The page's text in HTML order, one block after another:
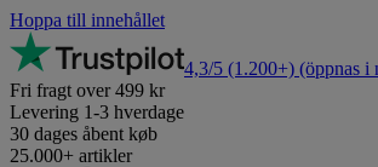
Hoppa till innehållet
4,3/5 (1.200+) (öppnas i
Fri fragt over 499 kr
Levering 1-3 hverdage
30 dages åbent køb
25.000+ artikler